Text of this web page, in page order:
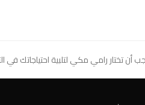
أن تختار رامي مكي لتلبية احتياجاتك في